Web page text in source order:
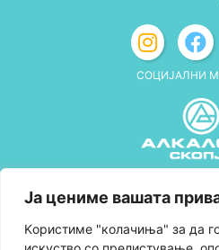
Ја цениме вашата
Kористиме "колачиња" за да
СОЦИЈАЛНИ
Правила и